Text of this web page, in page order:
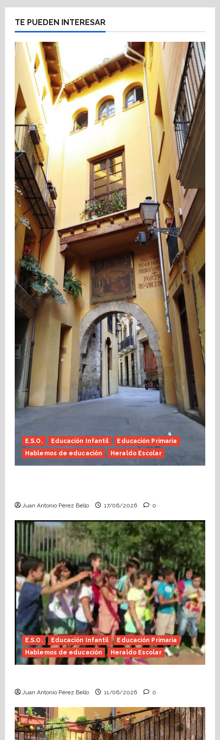
TE PUEDEN INTERESAR
E.S.O. Educación Infantil
Educación Primaria
Hablemos de educación
Heraldo Escolar
Juan Antonio Pérez Bello 17/06/2026 0
E.S.O. Educación Infantil
Educación Primaria
Hablemos de educación
Heraldo Escolar
Juan Antonio Pérez Bello 11/06/2026 0